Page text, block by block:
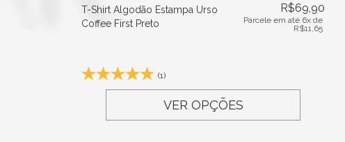
T-Shirt Algodão Estampa Urso
Coffee First Preto
R$69,90
Parcele em até 6x de
R$11,65
(1)
VER OPÇÕES